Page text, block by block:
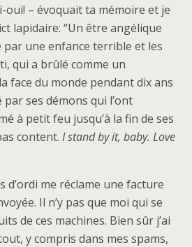
oui! – évoquait ta mémoire et je
lapidaire: “Un être angélique
une enfance terrible et les
qui a brûlé comme un
face du monde pendant dix ans
ses démons qui l’ont
à petit feu jusqu’à la fin de ses
content. I stand by it, baby. Love
d’ordi me réclame une facture
Il n’y pas que moi qui se
de ces machines. Bien sûr j’ai
y compris dans mes spams,